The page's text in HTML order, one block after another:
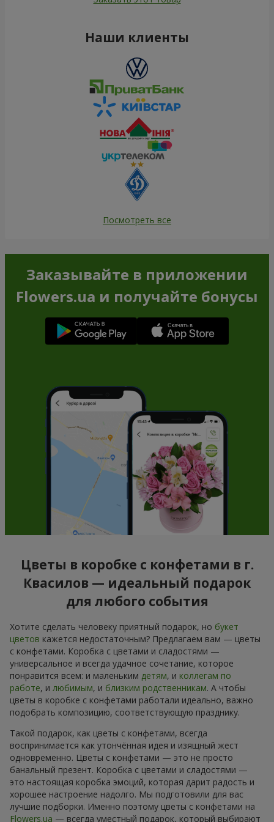
Наши клиенты
Посмотреть все
Заказывайте в приложении
Flowers.ua и получайте бонусы
Цветы в коробке с конфетами в г.
Квасилов — идеальный подарок
для любого события
Хотите сделать человеку приятный подарок, но букет
цветов кажется недостаточным? Предлагаем вам — цветы
с конфетами. Коробка с цветами и сладостями —
универсальное и всегда удачное сочетание, которое
понравится всем: и маленьким детям, и коллегам по
работе, и любимым, и близким родственникам. А чтобы
цветы в коробке с конфетами работали идеально, важно
подобрать композицию, соответствующую празднику.
Такой подарок, как цветы с конфетами, всегда
воспринимается как утончённая идея и изящный жест
одновременно. Цветы с конфетами — это не просто
банальный презент. Коробка с цветами и сладостями —
это настоящая коробка эмоций, которая дарит радость и
хорошее настроение надолго. Мы подготовили для вас
лучшие подборки. Именно поэтому цветы с конфетами на
Flowers.ua — всегда уместный подарок, который выбирают